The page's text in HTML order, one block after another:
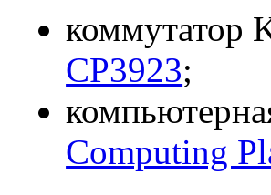
коммутатор
CP3923;
Computing